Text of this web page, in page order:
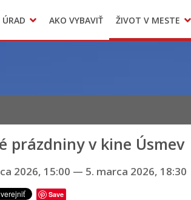
Transparentné mesto
Voľba hlavného
AKO VYBAVIŤ ŽIVOT V MESTE
LIMKA
prázdniny v kine Úsmev
2026, 15:00 — 5. marca 2026, 18:30
Save